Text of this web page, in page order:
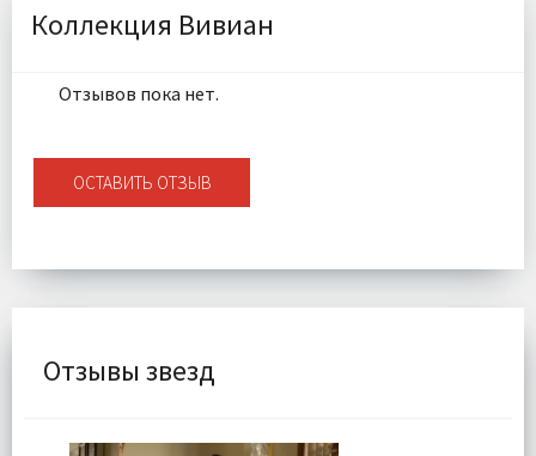
Ткань:
Доставка:
Коллекция Вивиан
Отзывов пока нет.
ОСТАВИТЬ ОТЗЫВ
Отзывы звезд